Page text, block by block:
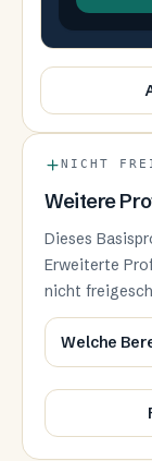
NICHT
Weitere
Dieses
Erweiterte
nicht
Welche